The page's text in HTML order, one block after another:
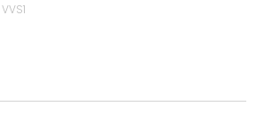
VVS1